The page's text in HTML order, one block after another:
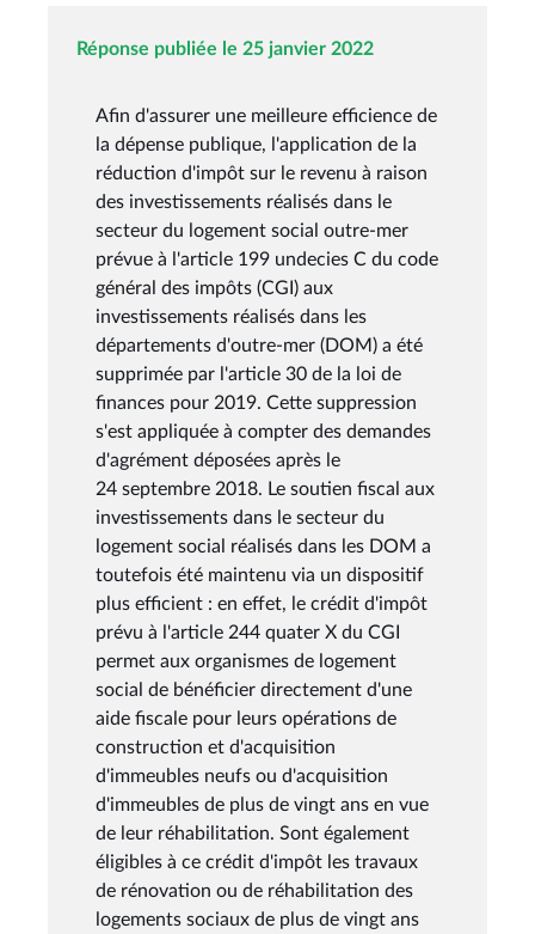
Réponse publiée le 25 janvier 2022
Afin d'assurer une meilleure efficience de
la dépense publique, l'application de la
réduction d'impôt sur le revenu à raison
des investissements réalisés dans le
secteur du logement social outre-mer
prévue à l'article 199 undecies C du code
général des impôts (CGI) aux
investissements réalisés dans les
départements d'outre-mer (DOM) a été
supprimée par l'article 30 de la loi de
finances pour 2019. Cette suppression
s'est appliquée à compter des demandes
d'agrément déposées après le
24 septembre 2018. Le soutien fiscal aux
investissements dans le secteur du
logement social réalisés dans les DOM a
toutefois été maintenu via un dispositif
plus efficient : en effet, le crédit d'impôt
prévu à l'article 244 quater X du CGI
permet aux organismes de logement
social de bénéficier directement d'une
aide fiscale pour leurs opérations de
construction et d'acquisition
d'immeubles neufs ou d'acquisition
d'immeubles de plus de vingt ans en vue
de leur réhabilitation. Sont également
éligibles à ce crédit d'impôt les travaux
de rénovation ou de réhabilitation des
logements sociaux de plus de vingt ans